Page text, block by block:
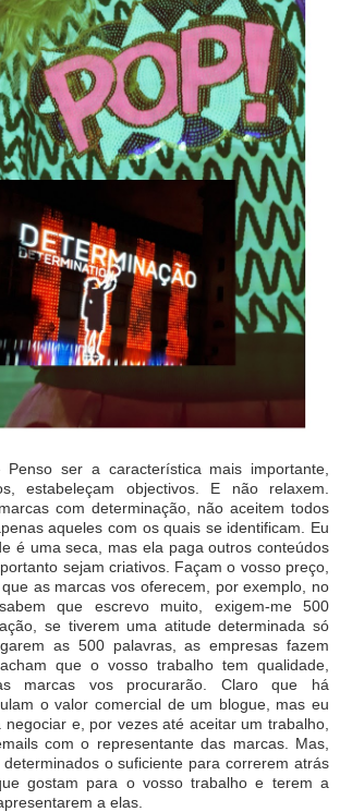
Penso ser a característica mais importante,
estabeleçam objectivos. E não relaxem.
com determinação, não aceitem todos
aqueles com os quais se identificam. Eu
é uma seca, mas ela paga outros conteúdos
sejam criativos. Façam o vosso preço,
as marcas vos oferecem, por exemplo, no
que escrevo muito, exigem-me 500
se tiverem uma atitude determinada só
as 500 palavras, as empresas fazem
que o vosso trabalho tem qualidade,
marcas vos procurarão. Claro que há
o valor comercial de um blogue, mas eu
e, por vezes até aceitar um trabalho,
com o representante das marcas. Mas,
o suficiente para correrem atrás
gostam para o vosso trabalho e terem a
a elas.